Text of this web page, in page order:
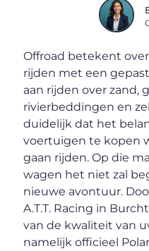
Offroad betekent
rijden met een
aan rijden over zand,
rivierbeddingen en
duidelijk dat het
voertuigen te kopen
gaan rijden. Op die
wagen het niet zal
nieuwe avontuur.
A.T.T. Racing in
van de kwaliteit van
namelijk officieel